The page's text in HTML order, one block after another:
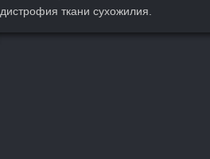
дистрофия ткани сухожилия.